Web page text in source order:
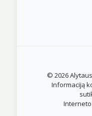
© 2026
Informaciją